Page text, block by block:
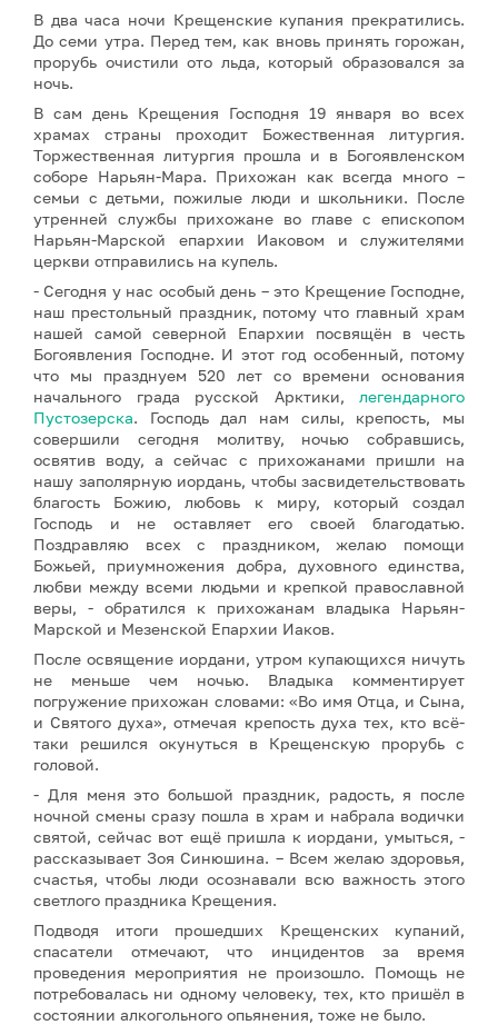
В два часа ночи Крещенские купания прекратились.
До семи утра. Перед тем, как вновь принять горожан,
прорубь очистили ото льда, который образовался за
ночь.
В сам день Крещения Господня 19 января во всех
храмах страны проходит Божественная литургия.
Торжественная литургия прошла и в Богоявленском
соборе Нарьян-Мара. Прихожан как всегда много –
семьи с детьми, пожилые люди и школьники. После
утренней службы прихожане во главе с епископом
Нарьян-Марской епархии Иаковом и служителями
церкви отправились на купель.
- Сегодня у нас особый день – это Крещение Господне,
наш престольный праздник, потому что главный храм
нашей самой северной Епархии посвящён в честь
Богоявления Господне. И этот год особенный, потому
что мы празднуем 520 лет со времени основания
начального града русской Арктики, легендарного
Пустозерска. Господь дал нам силы, крепость, мы
совершили сегодня молитву, ночью собравшись,
освятив воду, а сейчас с прихожанами пришли на
нашу заполярную иордань, чтобы засвидетельствовать
благость Божию, любовь к миру, который создал
Господь и не оставляет его своей благодатью.
Поздравляю всех с праздником, желаю помощи
Божьей, приумножения добра, духовного единства,
любви между всеми людьми и крепкой православной
веры, - обратился к прихожанам владыка Нарьян-
Марской и Мезенской Епархии Иаков.
После освящение иордани, утром купающихся ничуть
не меньше чем ночью. Владыка комментирует
погружение прихожан словами: «Во имя Отца, и Сына,
и Святого духа», отмечая крепость духа тех, кто всё-
таки решился окунуться в Крещенскую прорубь с
головой.
- Для меня это большой праздник, радость, я после
ночной смены сразу пошла в храм и набрала водички
святой, сейчас вот ещё пришла к иордани, умыться, -
рассказывает Зоя Синюшина. – Всем желаю здоровья,
счастья, чтобы люди осознавали всю важность этого
светлого праздника Крещения.
Подводя итоги прошедших Крещенских купаний,
спасатели отмечают, что инцидентов за время
проведения мероприятия не произошло. Помощь не
потребовалась ни одному человеку, тех, кто пришёл в
состоянии алкогольного опьянения, тоже не было.